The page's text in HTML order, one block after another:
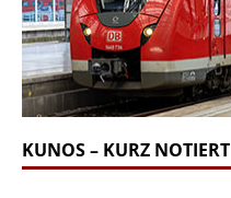
KUNOS – KURZ NOTIERT